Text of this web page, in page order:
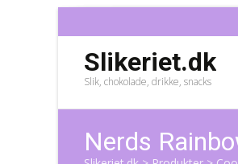
Slikeriet.dk
Slik, chokolade, drikke, snacks
Nerds